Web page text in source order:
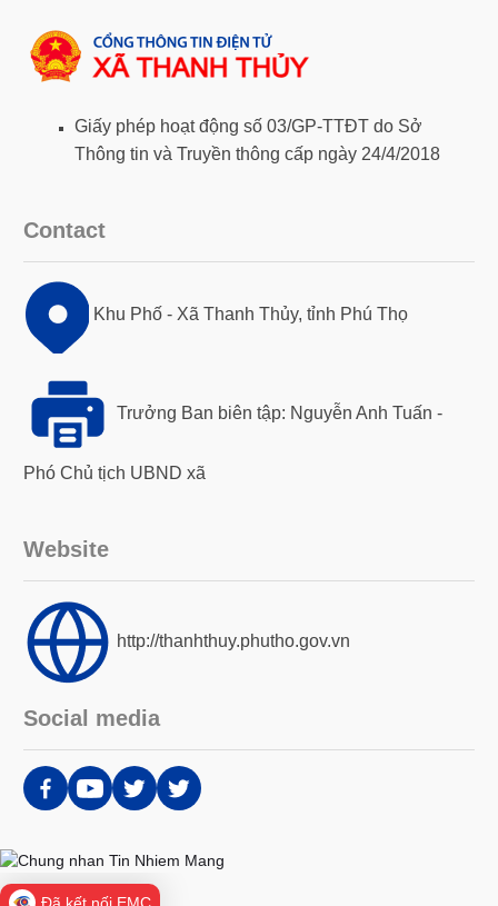
Giấy phép hoạt động số 03/GP-TTĐT do Sở
Thông tin và Truyền thông cấp ngày 24/4/2018
Contact
Khu Phố - Xã Thanh Thủy, tỉnh Phú Thọ
Trưởng Ban biên tập: Nguyễn Anh Tuấn -
Phó Chủ tịch UBND xã
Website
http://thanhthuy.phutho.gov.vn
Social media